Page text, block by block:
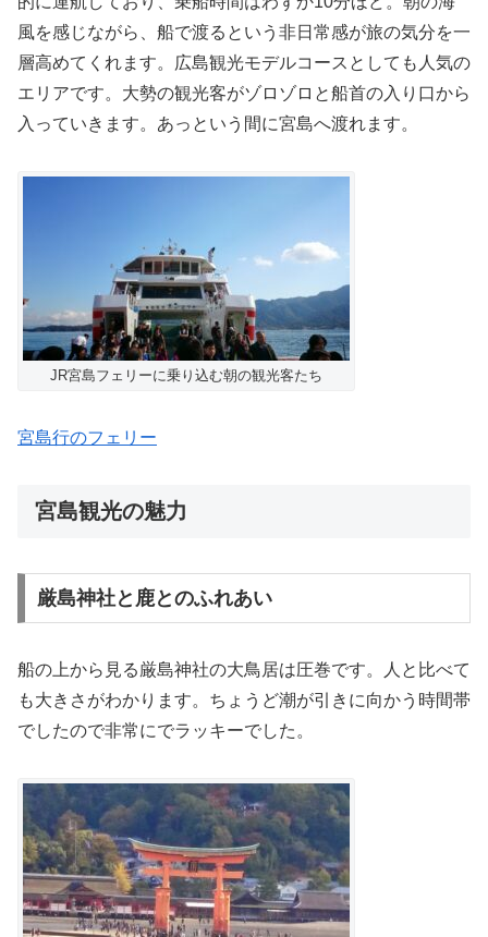
風を感じながら、船で渡るという非日常感が旅の気分を一
層高めてくれます。広島観光モデルコースとしても人気の
エリアです。大勢の観光客がゾロゾロと船首の入り口から
入っていきます。あっという間に宮島へ渡れます。
JR宮島フェリーに乗り込む朝の観光客たち
宮島行のフェリー
宮島観光の魅力
厳島神社と鹿とのふれあい
船の上から見る厳島神社の大鳥居は圧巻です。人と比べて
も大きさがわかります。ちょうど潮が引きに向かう時間帯
でしたので非常にでラッキーでした。